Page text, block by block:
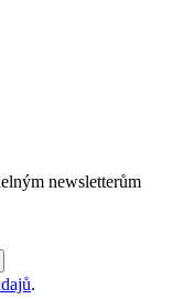
newsletterům
.